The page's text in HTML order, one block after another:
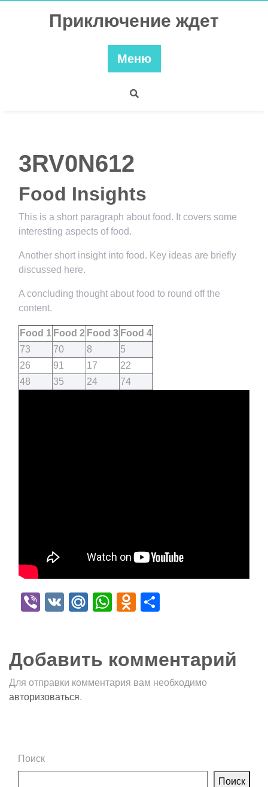
Приключение ждет
Меню
3RV0N612
Food Insights
This is a short paragraph about food. It covers some
interesting aspects of food.
Another short insight into food. Key ideas are briefly
discussed here.
A concluding thought about food to round off the
content.
Food 1 Food 2 Food 3 Food 4
73
70 8
5
26
91 17
22
48
35 24 74
Viber
VK Mail.Ru
WhatsApp
Odnoklassniki
Добавить комментарий
Для отправки комментария вам необходимо
авторизоваться.
Поиск
Поиск